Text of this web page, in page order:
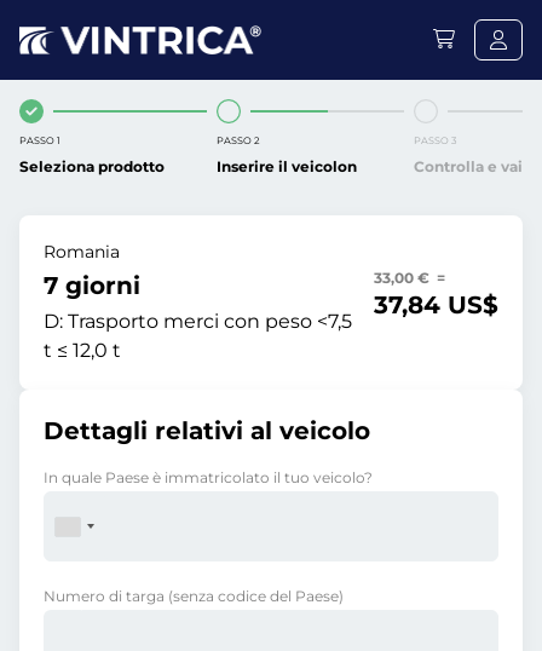
PASSO 1
Seleziona prodotto
PASSO 2
Inserire il veicolon
PASSO 3
Controlla e vai
Romania
7 giorni
D: Trasporto merci con peso <7,5
t ≤ 12,0 t
33,00 € =
37,84 US$
Dettagli relativi al veicolo
In quale Paese è immatricolato il tuo veicolo?
Numero di targa (senza codice del Paese)